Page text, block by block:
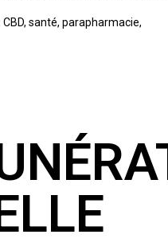
santé, parapharmacie,